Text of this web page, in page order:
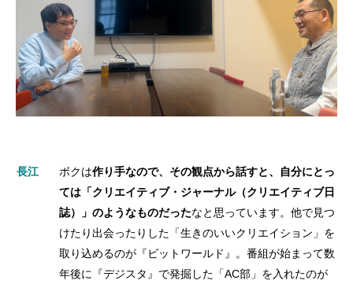
長江 ボクは作り手なので、その観点から話すと、自分にとっ
ては「クリエイティブ・ジャーナル（クリエイティブ日
誌）」のようなものだったなと思っています。他で見つ
けたり出会ったりした「生きのいいクリエイション」を
取り込めるのが『ビットワールド』。番組が始まって数
年後に『デジスタ』で発掘した「AC部」を入れたのが